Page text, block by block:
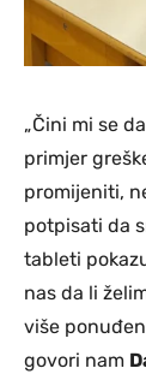
„Čini mi se
primjer
promijeniti,
potpisati da
tableti
nas da li
više
govori nam